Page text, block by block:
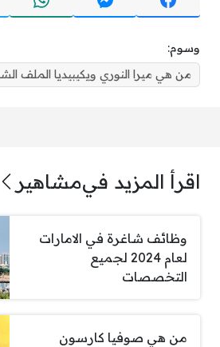
وسوم:
من هي ميرا النوري ويكيبيديا الملف
اقرأ المزيد فيمشاهير
وظائف شاغرة في الامارات
لعام 2024 لجميع
التخصصات
من هي صوفيا كارسون